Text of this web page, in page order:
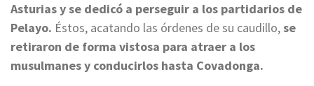
Asturias y se dedicó a perseguir a los partidarios de
Pelayo. Éstos, acatando las órdenes de su caudillo,se
retiraron de forma vistosa para atraer a los
musulmanes y conducirlos hasta Covadonga.